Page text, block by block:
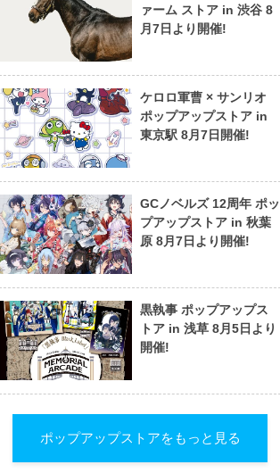
ァーム ストア in 渋谷 8
月7日より開催!
ケロロ軍曹 × サンリオ
ポップアップストア in
東京駅 8月7日開催!
GCノベルズ 12周年 ポッ
プアップストア in 秋葉
原 8月7日より開催!
黒執事 ポップアップス
トア in 浅草 8月5日より
開催!
ポップアップストアをもっと見る